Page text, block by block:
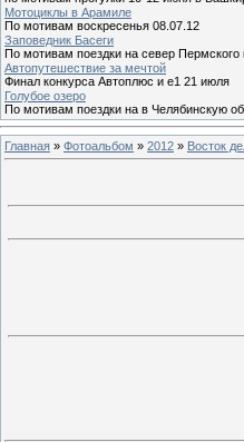
Мотоциклы в Арамиле
По мотивам воскресенья 08.07.12
Заповедник Басеги
По мотивам поездки на север Пермского
Автопутешествие за мечтой
Финал конкурса Автоплюс и е1 21 июля
Голубое озеро
По мотивам поездки на в Челябинскую
Главная » Фотоальбом » 2012 » Восток